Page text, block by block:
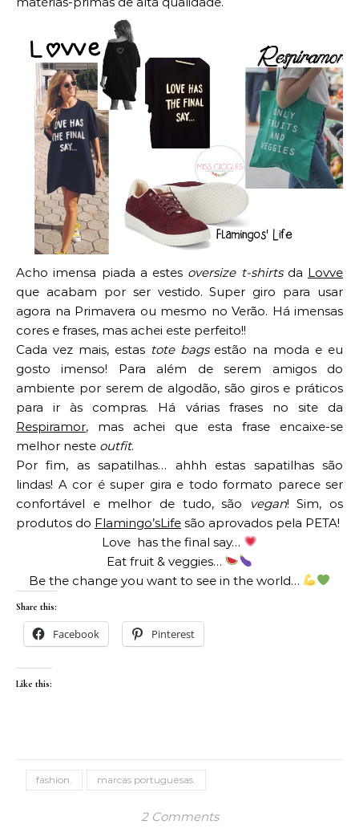
Acho imensa piada a estes oversize t-shirtsda Lovve
que acabam por ser vestido. Super giro para usar
agora na Primavera ou mesmo no Verão. Há imensas
cores e frases, mas achei este perfeito!!
Cada vez mais, estastote bags estão na moda e eu
gosto imenso! Para além de serem amigos do
ambiente por serem de algodão, são giros e práticos
para ir às compras. Há várias frases no site da
Respiramor, mas achei que esta frase encaixe-se
melhor neste outfit.
Por fim, as sapatilhas… ahhh estas sapatilhas são
lindas! A cor é super gira e todo formato parece ser
confortável e melhor de tudo, são
vegan! Sim, os
produtos do Flamingo’sLife são aprovados pela PETA!
Love has the final say…
Eat fruit & veggies…
Be the change you want to see in the world…
Share this:
Facebook Pinterest
Like this:
fashion. marcas portuguesas.
2 Comments